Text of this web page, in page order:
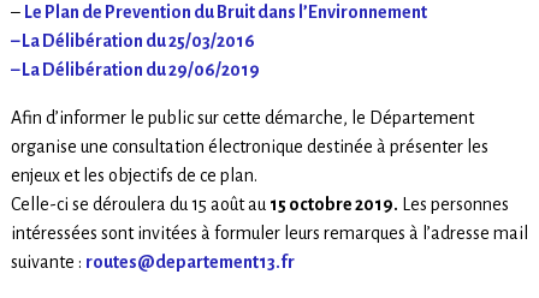
– Le Plan de Prevention du Bruit dans l’Environnement
– La Délibération du 25/03/2016
– La Délibération du 29/06/2019
Afin d’informer le public sur cette démarche, le Département
organise une consultation électronique destinée à présenter les
enjeux et les objectifs de ce plan.
Celle-ci se déroulera du 15 août au 15 octobre 2019. Les personnes
intéressées sont invitées à formuler leurs remarques à l’adresse mail
suivante : routes@departement13.fr